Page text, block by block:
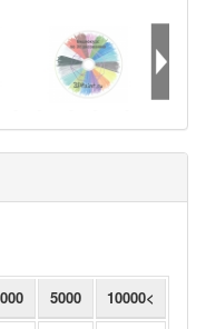
5000 10000<